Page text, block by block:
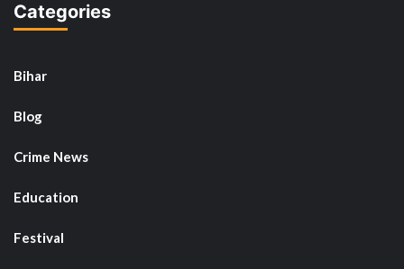
Categories
Bihar
Blog
Crime News
Education
Festival